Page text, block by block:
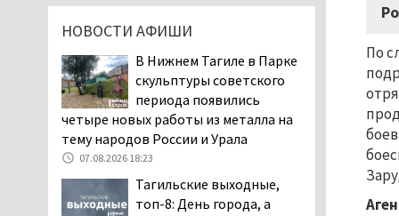
По
электросамокаты
06.08.2026 11:41
«Я уверен, это бельевая
вошь». Родители 10-
летней девочки
пожаловались на кровососущих
паразитов, которые искусали их
ребёнка в детской больнице
Нижнего Тагила
НОВОСТИ АФИШИ
В Нижнем Тагиле в Парке
скульптуры советского
периода появились
четыре новых работы из металла на
тему народов России и Урала
07.08.2026 18:23
Тагильские выходные,
топ-8: День города, а